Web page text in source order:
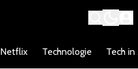
Netflix Technologie Tech in